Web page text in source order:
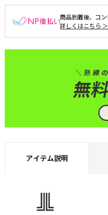
商品到着後、コ
詳しくはこちら ＞
アイテム説明